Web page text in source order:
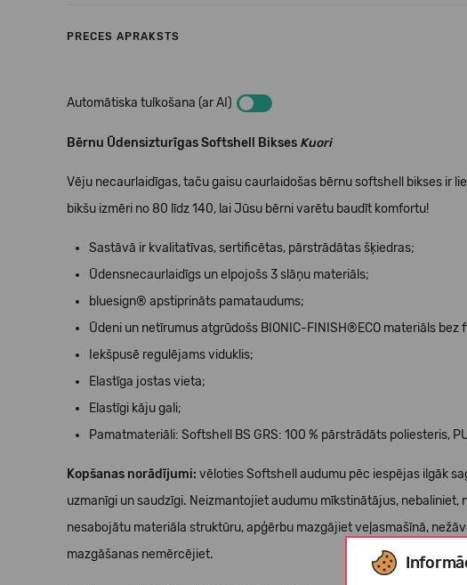
PRECES APRAKSTS
Automātiska tulkošana (ar AI)
Bērnu Ūdensizturīgas Softshell Bikses Kuori
Vēju necaurlaidīgas, taču gaisu caurlaidošas bērnu softshell bikses ir
bikšu izmēri no 80 līdz 140, lai Jūsu bērni varētu baudīt komfortu!
Sastāvā ir kvalitatīvas, sertificētas, pārstrādātas šķiedras;
Ūdensnecaurlaidīgs un elpojošs 3 slāņu materiāls;
bluesign® apstiprināts pamataudums;
Ūdeni un netīrumus atgrūdošs BIONIC-FINISH®ECO materiāls bez
Iekšpusē regulējams viduklis;
Elastīga jostas vieta;
Elastīgi kāju gali;
Pamatmateriāli: Softshell BS GRS: 100 % pārstrādāts poliesteris,
Kopšanas norādījumi: vēloties Softshell audumu pēc iespējas ilgāk
uzmanīgi un saudzīgi. Neizmantojiet audumu mīkstinātājus, nebaliniet,
nesabojātu materiāla struktūru, apģērbu mazgājiet veļasmašīnā,
mazgāšanas nemērcējiet.